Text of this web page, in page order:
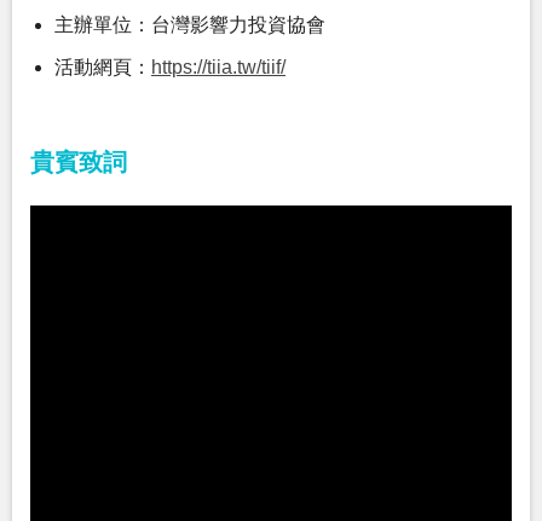
主辦單位：台灣影響力投資協會
活動網頁： https://tiia.tw/tiif/
貴賓致詞